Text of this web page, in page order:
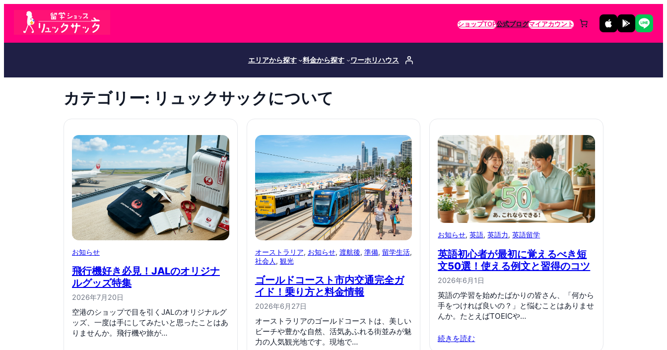
ショップTOP公式ブログマイアカウント
エリアから探す 料金から探す ワーホリハウス
カテゴリー: リュックサックについて
お知らせ
飛行機好き必見！JALのオリジナ
ルグッズ特集
2026年7月20日
空港のショップで目を引くJALのオリジナルグ
ッズ、一度は手にしてみたいと思ったことはあ
りませんか。飛行機や旅が…
オーストラリア, お知らせ, 渡航後, 準備, 留学生活
社会人 , 観光
ゴールドコースト市内交通完全ガ
イド！乗り方と料金情報
2026年6月27日
オーストラリアのゴールドコーストは、美しい
ビーチや豊かな自然、活気あふれる街並みが魅
力の人気観光地です。現地で…
お知らせ, 英語, 英語力, 英語留学
英語初心者が最初に覚えるべき短
文50選！使える例文と習得のコツ
2026年6月1日
英語の学習を始めたばかりの皆さん、「何から
手をつければ良いの？」と悩むことはありませ
んか。たとえばTOEICや…
続きを読む